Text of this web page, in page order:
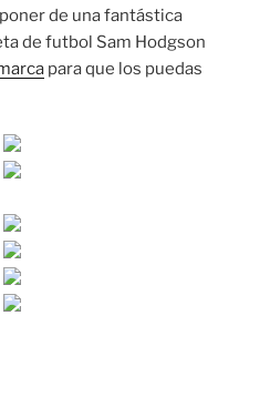
de una fantástica
de futbol Sam Hodgson
para que los puedas